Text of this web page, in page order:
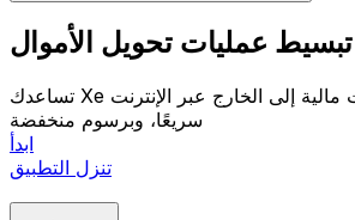
تبسيط عمليات تحويل الأموال
تساعدك Xe على إرسال تحويلات مالية إلى الخارج عبر الإنترنت
سريعًا، وبرسوم منخفضة
ابدأ
تنزل التطبيق